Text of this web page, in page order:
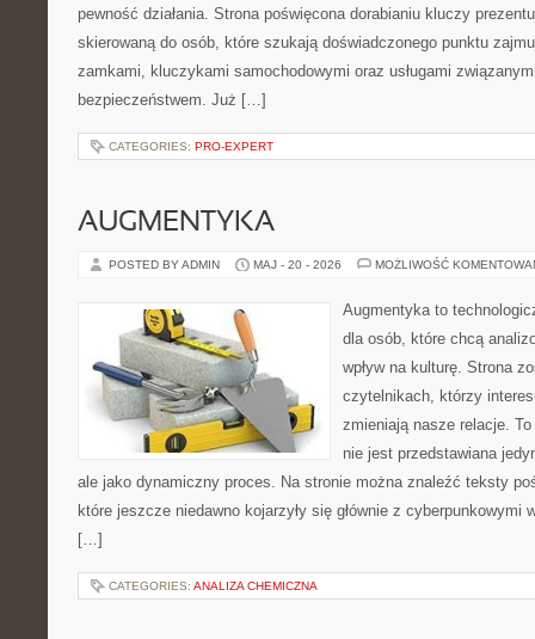
pewność działania. Strona poświęcona dorabianiu kluczy
skierowaną do osób, które szukają doświadczonego punktu
zamkami, kluczykami samochodowymi oraz usługami
bezpieczeństwem. Już […]
CATEGORIES: PRO-EXPERT
AUGMENTYKA
POSTED BY ADMIN MAJ - 20 - 2026 MOŻLIWOŚĆ
Augmentyka to
dla osób, które chcą
wpływ na kulturę. Strona
czytelnikach, którzy
zmieniają nasze relacje.
nie jest przedstawiana
ale jako dynamiczny proces. Na stronie można znaleźć teksty
które jeszcze niedawno kojarzyły się głównie z
[…]
CATEGORIES: ANALIZA CHEMICZNA